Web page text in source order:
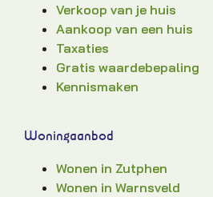
Verkoop van je huis
Aankoop van een huis
Taxaties
Gratis waardebepaling
Kennismaken
Woningaanbod
Wonen in Zutphen
Wonen in Warnsveld